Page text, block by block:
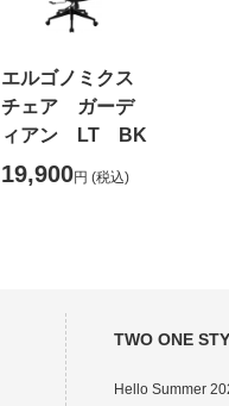
エルゴノミクス
チェア ガーデ
ィアン LT BK
19,900円 (税込)
TWO ONE
Hello Summer